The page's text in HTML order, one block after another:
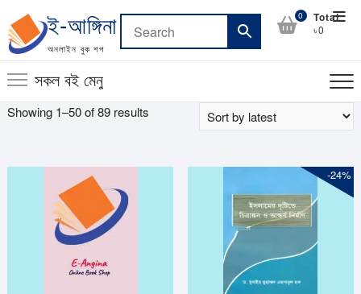
to
content
ই-আঙ্গিনা
অনলাইন বুক শপ
0 Total
৳0
সকল বই মেনু
Showing 1–50 of 89 resultsSorted
-24%